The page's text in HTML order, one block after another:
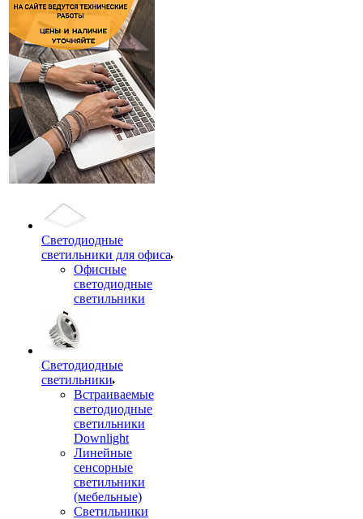
Светодиодные
светильники для офиса
Офисные
светодиодные
светильники
Светодиодные
светильники
Встраиваемые
светодиодные
светильники
Downlight
Линейные
сенсорные
светильники
(мебельные)
Светильники